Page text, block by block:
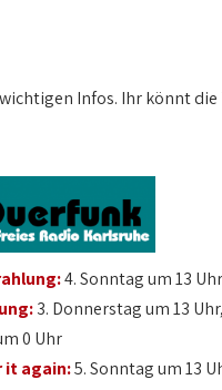
Infos. Ihr könnt
4. Sonntag um 13 Uhr
3. Donnerstag um 13 Uhr,
0 Uhr
it again:5. Sonntag um 13